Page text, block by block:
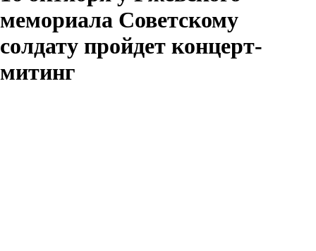
мемориала Советскому
солдату пройдет концерт-
митинг